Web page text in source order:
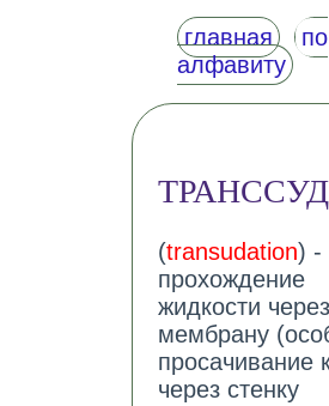
главная
по
алфавиту
(transudation) -
прохождение
жидкости через
мембрану
просачивание
через стенку